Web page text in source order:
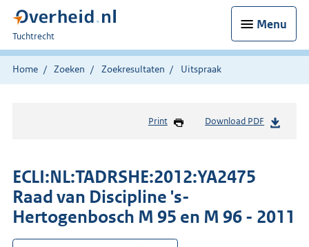
Menu
U
bent
hier:
Tuchtrecht
Home Zoeken Zoekresultaten Uitspraak
Print Download PDF
ECLI:NL:TADRSHE:2012:YA2475
Raad van Discipline 's-
Hertogenbosch M 95 en M 96 - 2011